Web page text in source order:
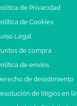
de Privacidad
de Cookies
Legal
de compra
de envíos
de desistimiento
de litigios en